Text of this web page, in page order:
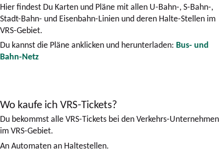
Hier findest Du Karten und Pläne mit allen U-Bahn-, S-Bahn-,
Stadt-Bahn- und Eisenbahn-Linien und deren Halte-Stellen im
VRS-Gebiet.
Du kannst die Pläne anklicken und herunterladen: Bus- und
Bahn-Netz
Wo kaufe ich VRS-Tickets?
Du bekommst alle VRS-Tickets bei den Verkehrs-Unternehmen
im VRS-Gebiet.
An Automaten an Haltestellen.